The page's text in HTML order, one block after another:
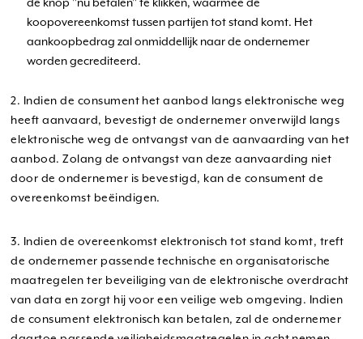
koopovereenkomst tussen partijen tot stand komt. Het
aankoopbedrag zal onmiddellijk naar de ondernemer
worden gecrediteerd.
2. Indien de consument het aanbod langs elektronische weg
heeft aanvaard, bevestigt de ondernemer onverwijld langs
elektronische weg de ontvangst van de aanvaarding van het
aanbod. Zolang de ontvangst van deze aanvaarding niet
door de ondernemer is bevestigd, kan de consument de
overeenkomst beëindigen.
3. Indien de overeenkomst elektronisch tot stand komt, treft
de ondernemer passende technische en organisatorische
maatregelen ter beveiliging van de elektronische overdracht
van data en zorgt hij voor een veilige web omgeving. Indien
de consument elektronisch kan betalen, zal de ondernemer